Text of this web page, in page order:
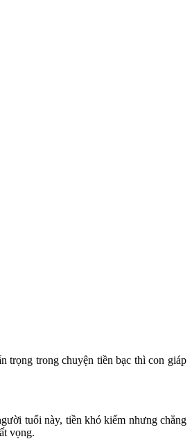
trọng trong chuyện tiền bạc thì con giáp
tuổi này, tiền khó kiếm nhưng chẳng
vọng.